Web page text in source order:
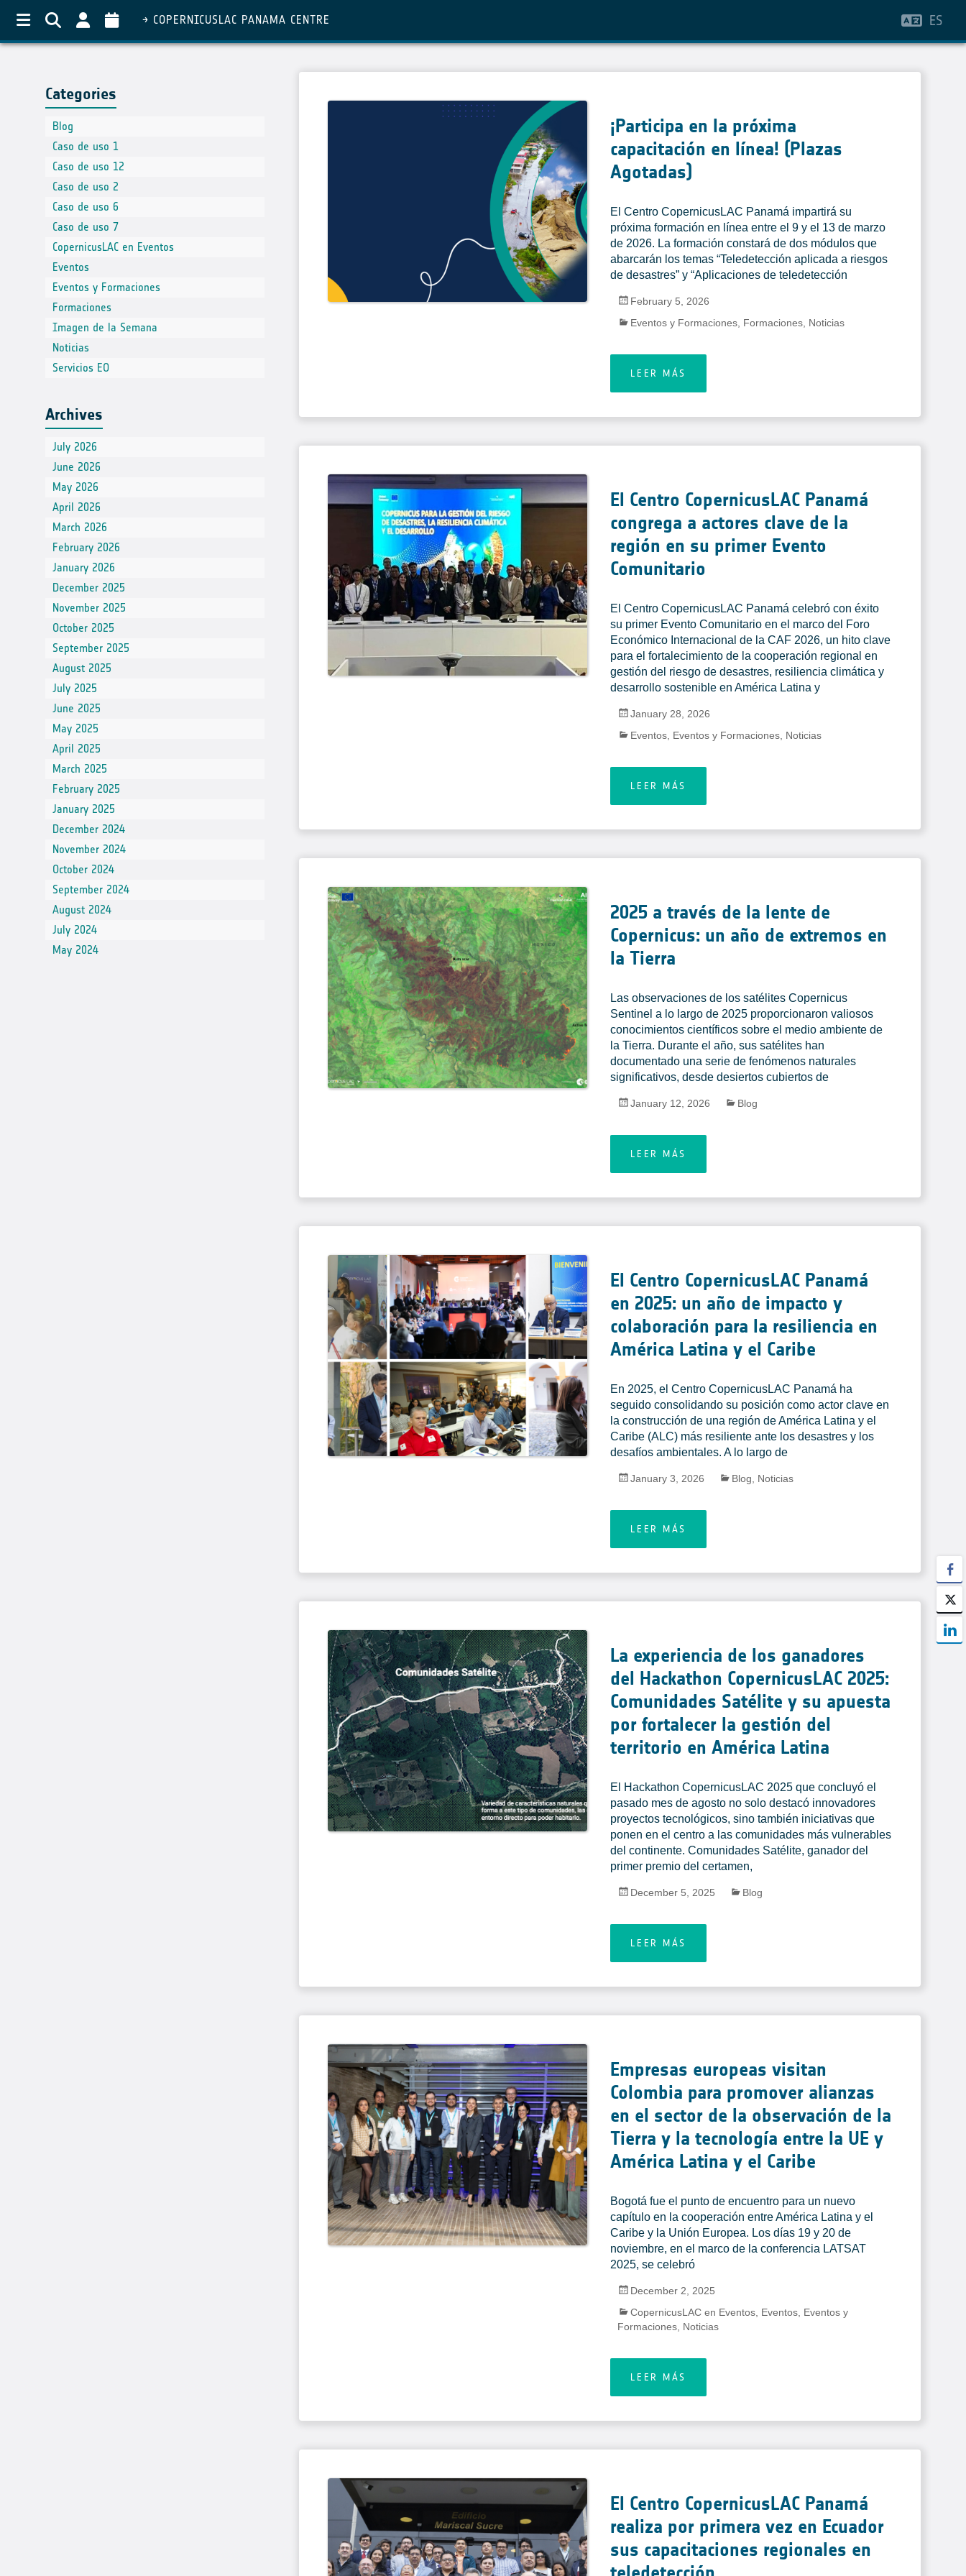
COPERNICUSLAC PANAMA CENTRE ES
¡Participa en la próxima
capacitación en línea! (Plazas
Agotadas)
El Centro CopernicusLAC Panamá impartirá su
próxima formación en línea entre el 9 y el 13 de marzo
de 2026. La formación constará de dos módulos que
abarcarán los temas “Teledetección aplicada a riesgos
de desastres” y “Aplicaciones de teledetección
February 5, 2026
Eventos y Formaciones, Formaciones, Noticias
LEER MÁS
El Centro CopernicusLAC Panamá
congrega a actores clave de la
región en su primer Evento
Comunitario
El Centro CopernicusLAC Panamá celebró con éxito
su primer Evento Comunitario en el marco del Foro
Económico Internacional de la CAF 2026, un hito clave
para el fortalecimiento de la cooperación regional en
gestión del riesgo de desastres, resiliencia climática y
desarrollo sostenible en América Latina y
January 28, 2026
Eventos, Eventos y Formaciones, Noticias
LEER MÁS
2025 a través de la lente de
Copernicus: un año de extremos en
la Tierra
Las observaciones de los satélites Copernicus
Sentinel a lo largo de 2025 proporcionaron valiosos
conocimientos científicos sobre el medio ambiente de
la Tierra. Durante el año, sus satélites han
documentado una serie de fenómenos naturales
significativos, desde desiertos cubiertos de
January 12, 2026 Blog
LEER MÁS
El Centro CopernicusLAC Panamá
en 2025: un año de impacto y
colaboración para la resiliencia en
América Latina y el Caribe
En 2025, el Centro CopernicusLAC Panamá ha
seguido consolidando su posición como actor clave en
la construcción de una región de América Latina y el
Caribe (ALC) más resiliente ante los desastres y los
desafíos ambientales. A lo largo de
January 3, 2026 Blog Noticias
LEER MÁS
La experiencia de los ganadores
del Hackathon CopernicusLAC 2025:
Comunidades Satélite y su apuesta
por fortalecer la gestión del
territorio en América Latina
El Hackathon CopernicusLAC 2025 que concluyó el
pasado mes de agosto no solo destacó innovadores
proyectos tecnológicos, sino también iniciativas que
ponen en el centro a las comunidades más vulnerables
del continente. Comunidades Satélite, ganador del
primer premio del certamen,
December 5, 2025 Blog
LEER MÁS
Empresas europeas visitan
Colombia para promover alianzas
en el sector de la observación de la
Tierra y la tecnología entre la UE y
América Latina y el Caribe
Bogotá fue el punto de encuentro para un nuevo
capítulo en la cooperación entre América Latina y el
Caribe y la Unión Europea. Los días 19 y 20 de
noviembre, en el marco de la conferencia LATSAT
2025, se celebró
December 2, 2025
CopernicusLAC en Eventos, Eventos, Eventos y
Formaciones, Noticias
LEER MÁS
El Centro CopernicusLAC Panamá
realiza por primera vez en Ecuador
sus capacitaciones regionales en
Categories
Blog
Caso de uso 1
Caso de uso 12
Caso de uso 2
Caso de uso 6
Caso de uso 7
CopernicusLAC en Eventos
Eventos
Eventos y Formaciones
Formaciones
Imagen de la Semana
Noticias
Servicios EO
Archives
July 2026
June 2026
May 2026
April 2026
March 2026
February 2026
January 2026
December 2025
November 2025
October 2025
September 2025
August 2025
July 2025
June 2025
May 2025
April 2025
March 2025
February 2025
January 2025
December 2024
November 2024
October 2024
September 2024
August 2024
July 2024
May 2024